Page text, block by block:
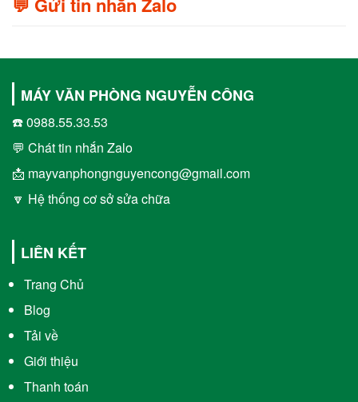
MÁY VĂN PHÒNG NGUYỄN CÔNG
☎️ 0988.55.33.53
💬 Chát tin nhắn Zalo
📩 mayvanphongnguyencong@gmail.com
🔽 Hệ thống cơ sở sửa chữa
LIÊN KẾT
Trang Chủ
Blog
Tải về
Giới thiệu
Thanh toán